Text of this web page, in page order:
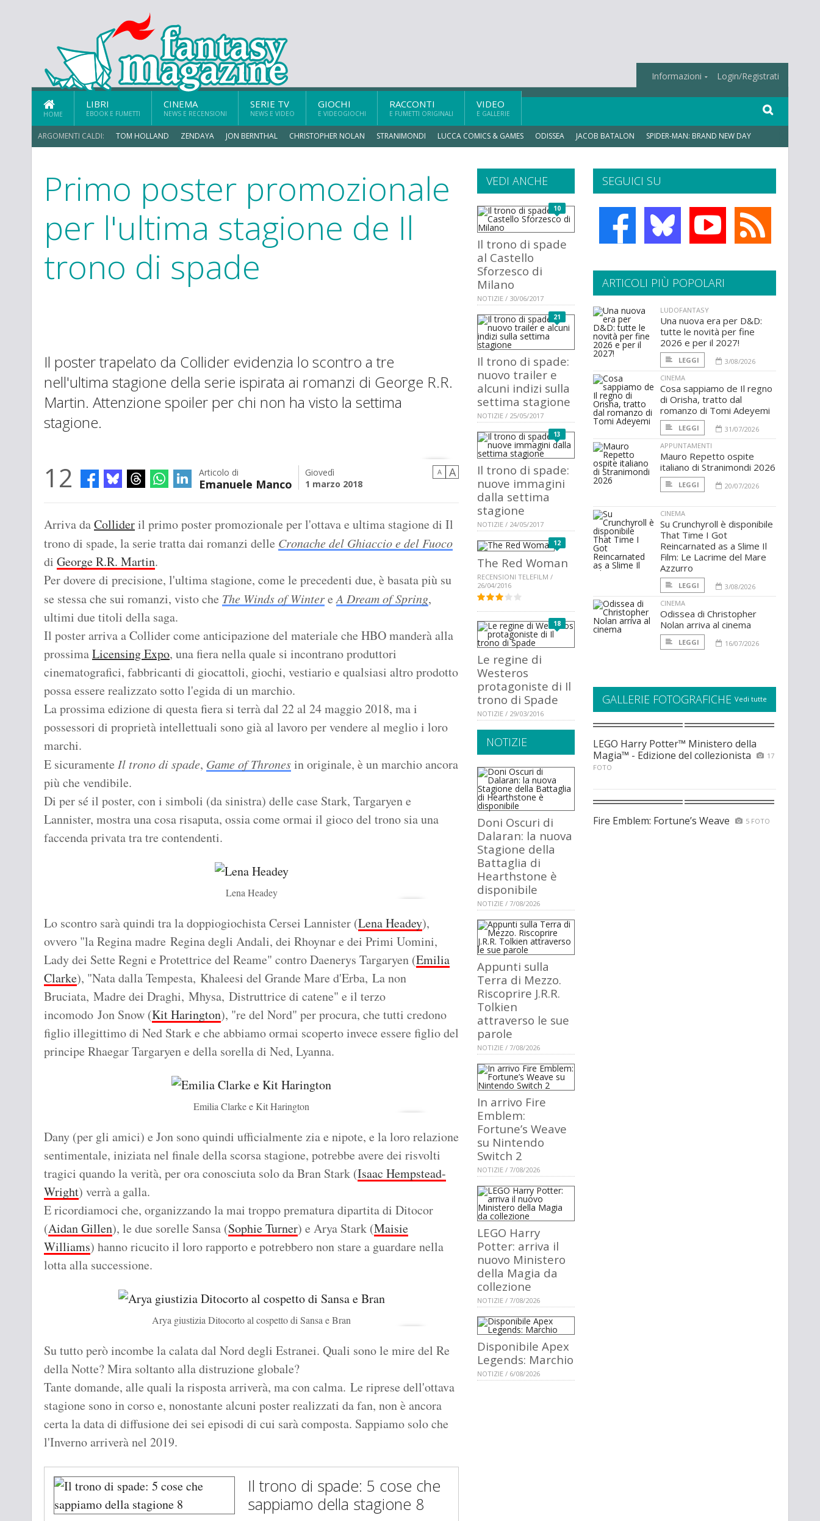
Informazioni Login/Registrati
HOME
LIBRI
EBOOK E FUMETTI
CINEMA
NEWS E RECENSIONI
SERIE TV
NEWS E VIDEO
GIOCHI
E VIDEOGIOCHI
RACCONTI
E FUMETTI ORIGINALI
VIDEO
E GALLERIE
ARGOMENTI CALDI: TOM HOLLAND ZENDAYA JON BERNTHAL CHRISTOPHER NOLAN STRANIMONDI LUCCA COMICS & GAMES ODISSEA JACOB BATALON SPIDER-MAN: BRAND NEW DAY
MICHAEL MANDO
Primo poster promozionale
per l'ultima stagione de Il
trono di spade
Il poster trapelato da Collider evidenzia lo scontro a tre
nell'ultima stagione della serie ispirata ai romanzi di George R.R.
Martin. Attenzione spoiler per chi non ha visto la settima
stagione.
12 Articolo di
Emanuele Manco
Giovedì
1 marzo 2018
A A
Arriva daCollideril primo poster promozionale per l'ottava e ultima stagione di Il
trono di spade, la serie tratta dai romanzi delle Cronache del Ghiaccio e del Fuoco
di George R.R. Martin.
Per dovere di precisione, l'ultima stagione, come le precedenti due, è basata più su
se stessa che sui romanzi, visto che The Winds of WintereA Dream of Spring,
ultimi due titoli della saga.
Il poster arriva a Collider come anticipazione del materiale che HBO manderà alla
prossimaLicensing Expo, una fiera nella quale si incontrano produttori
cinematografici, fabbricanti di giocattoli, giochi, vestiario e qualsiasi altro prodotto
possa essere realizzato sotto l'egida di un marchio.
La prossima edizione di questa fiera si terrà dal 22 al 24 maggio 2018, ma i
possessori di proprietà intellettuali sono già al lavoro per vendere al meglio i loro
marchi.
E sicuramente Il trono di spade, Game of Thronesin originale, è un marchio ancora
più che vendibile.
Di per sé il poster, con i simboli (da sinistra) delle case Stark, Targaryen e
Lannister, mostra una cosa risaputa, ossia come ormai il gioco del trono sia una
faccenda privata tra tre contendenti.
Lena Headey
Lo scontro sarà quindi tra la doppiogiochista Cersei Lannister (Lena Headey),
ovvero "la Regina madre Regina degli Andali, dei Rhoynar e dei Primi Uomini,
Lady dei Sette Regni e Protettrice del Reame" contro Daenerys Targaryen (Emilia
Clarke), "Nata dalla Tempesta, Khaleesi del Grande Mare d'Erba, La non
Bruciata, Madre dei Draghi, Mhysa, Distruttrice di catene" e il terzo
incomodo Jon Snow (Kit Harington), "re del Nord" per procura, che tutti credono
figlio illegittimo di Ned Stark e che abbiamo ormai scoperto invece essere figlio del
principe Rhaegar Targaryen e della sorella di Ned, Lyanna.
Emilia Clarke e Kit Harington
Dany (per gli amici) e Jon sono quindi ufficialmente zia e nipote, e la loro relazione
sentimentale, iniziata nel finale della scorsa stagione, potrebbe avere dei risvolti
tragici quando la verità, per ora conosciuta solo da Bran Stark (Isaac Hempstead-
Wright) verrà a galla.
E ricordiamoci che, organizzando la mai troppo prematura dipartita di Ditocor
(Aidan Gillen), le due sorelle Sansa (Sophie Turner) e Arya Stark (Maisie
Williams) hanno ricucito il loro rapporto e potrebbero non stare a guardare nella
lotta alla successione.
Arya giustizia Ditocorto al cospetto di Sansa e Bran
Su tutto però incombe la calata dal Nord degli Estranei. Quali sono le mire del Re
della Notte? Mira soltanto alla distruzione globale?
Tante domande, alle quali la risposta arriverà, ma con calma. Le riprese dell'ottava
stagione sono in corso e, nonostante alcuni poster realizzati da fan, non è ancora
certa la data di diffusione dei sei episodi di cui sarà composta. Sappiamo solo che
l'Inverno arriverà nel 2019.
Il trono di spade: 5 cose che
sappiamo della stagione 8
SEGUICI SU
VEDI ANCHE
10
Il trono di spade
al Castello
Sforzesco di
Milano
NOTIZIE / 30/06/2017
21
Il trono di spade:
nuovo trailer e
alcuni indizi sulla
settima stagione
NOTIZIE / 25/05/2017
13
Il trono di spade:
nuove immagini
dalla settima
stagione
NOTIZIE / 24/05/2017
12
The Red Woman
RECENSIONI TELEFILM /
26/04/2016
18
Le regine di
Westeros
protagoniste di Il
trono di Spade
NOTIZIE / 29/03/2016
NOTIZIE
Doni Oscuri di
Dalaran: la nuova
Stagione della
Battaglia di
Hearthstone è
disponibile
NOTIZIE / 7/08/2026
Appunti sulla
Terra di Mezzo.
Riscoprire J.R.R.
Tolkien
attraverso le sue
parole
NOTIZIE / 7/08/2026
In arrivo Fire
Emblem:
Fortune’s Weave
su Nintendo
Switch 2
NOTIZIE / 7/08/2026
LEGO Harry
Potter: arriva il
nuovo Ministero
della Magia da
collezione
NOTIZIE / 7/08/2026
Disponibile Apex
Legends: Marchio
NOTIZIE / 6/08/2026
ARTICOLI PIÙ POPOLARI
LUDOFANTASY
Una nuova era per D&D:
tutte le novità per fine
2026 e per il 2027!
LEGGI
3/08/2026
CINEMA
Cosa sappiamo de Il regno
di Orisha, tratto dal
romanzo di Tomi Adeyemi
LEGGI
31/07/2026
APPUNTAMENTI
Mauro Repetto ospite
italiano di Stranimondi 2026
LEGGI 20/07/2026
CINEMA
Su Crunchyroll è disponibile
That Time I Got
Reincarnated as a Slime Il
Film: Le Lacrime del Mare
Azzurro
LEGGI
3/08/2026
CINEMA
Odissea di Christopher
Nolan arriva al cinema
LEGGI 16/07/2026
GALLERIE FOTOGRAFICHE Vedi tutte
LEGO Harry Potter™ Ministero della
Magia™ - Edizione del collezionista
17
FOTO
Fire Emblem: Fortune’s Weave 5 FOTO